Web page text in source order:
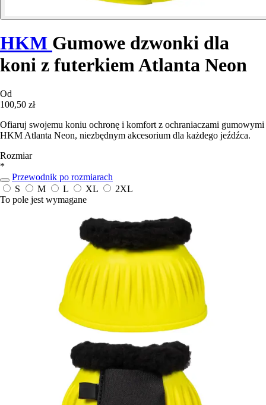
HKM Gumowe dzwonki dla
koni z futerkiem Atlanta Neon
Od
100,50 zł
Ofiaruj swojemu koniu ochronę i komfort z ochraniaczami gumowymi
HKM Atlanta Neon, niezbędnym akcesorium dla każdego jeźdźca.
Rozmiar
*
Przewodnik po rozmiarach
S
M L XL
2XL
To pole jest wymagane